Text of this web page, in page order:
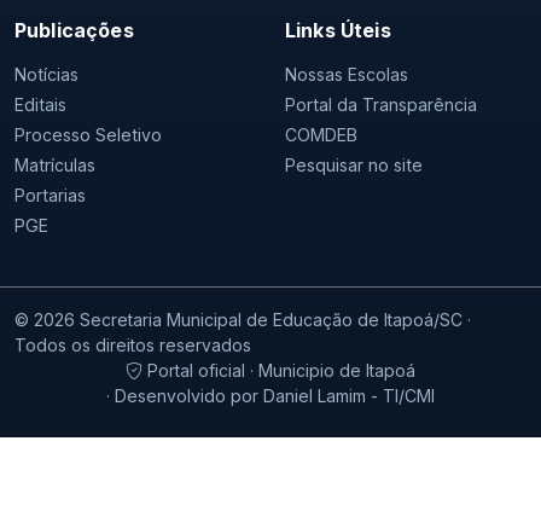
Publicações
Notícias
Editais
Processo Seletivo
Matrículas
Portarias
PGE
Links Úteis
Nossas Escolas
Portal da Transparência
COMDEB
Pesquisar no site
© 2026 Secretaria Municipal de Educação de Itapoá/SC ·
Todos os direitos reservados
Portal oficial · Municipio de Itapoá
· Desenvolvido por Daniel Lamim - TI/CMI